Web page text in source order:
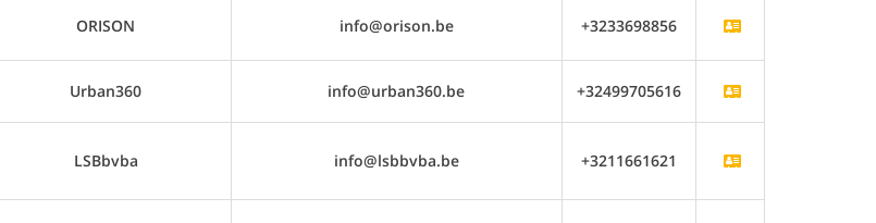
ORISON info@orison.be +3233698856
Urban360 info@urban360.be +32499705616
LSBbvba info@lsbbvba.be +3211661621